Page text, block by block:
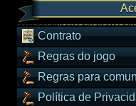
Contrato
Regras do jogo
Regras para
Política de